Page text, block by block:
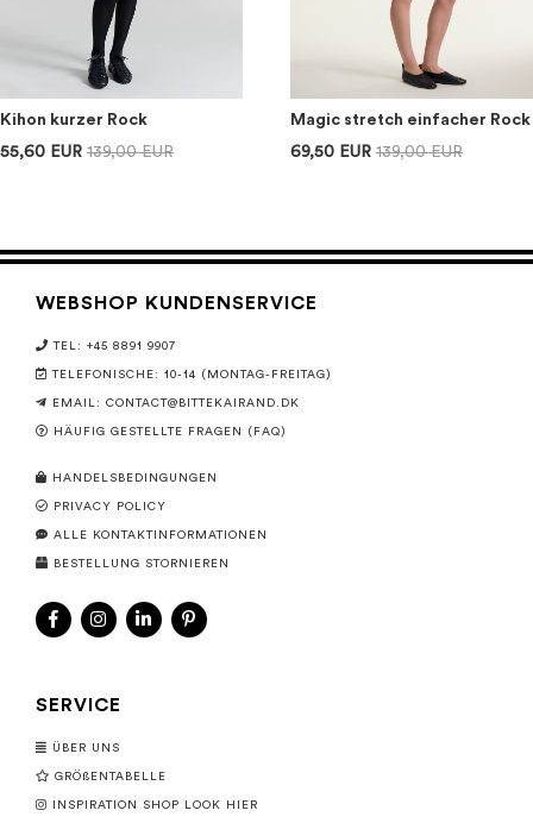
Kihon kurzer Rock
55,60 EUR 139,00 EUR
Magic stretch einfacher Rock
69,50 EUR 139,00 EUR
WEBSHOP KUNDENSERVICE
TEL: +45 8891 9907
TELEFONISCHE: 10-14 (MONTAG-FREITAG)
EMAIL: CONTACT@BITTEKAIRAND.DK
HÄUFIG GESTELLTE FRAGEN (FAQ)
HANDELSBEDINGUNGEN
PRIVACY POLICY
ALLE KONTAKTINFORMATIONEN
BESTELLUNG STORNIEREN
SERVICE
ÜBER UNS
GRÖßENTABELLE
INSPIRATION SHOP LOOK HIER